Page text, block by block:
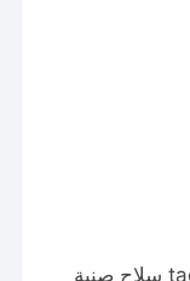
كن أول من يقيم “توتال tac2339212 سلاح صنية